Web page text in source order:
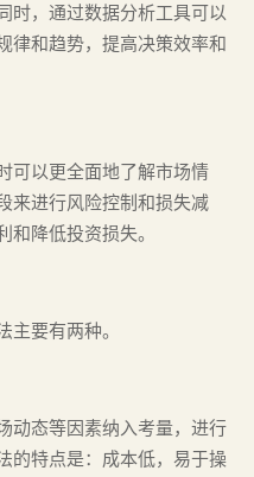
时，通过数据分析工具可以
律和趋势，提高决策效率和
可以更全面地了解市场情
来进行风险控制和损失减
降低投资损失。
主要有两种。
动态等因素纳入考量，进行
的特点是：成本低，易于操